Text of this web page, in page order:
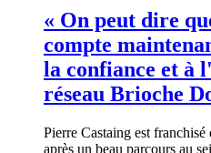
« On peut dire
compte
la confiance et à
réseau Brioche
Pierre Castaing est
après un beau parcours au